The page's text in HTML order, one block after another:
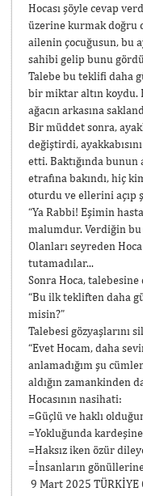
Hocası şöyle cevap
üzerine kurmak doğru
ailenin çocuğusun, bu
sahibi gelip bunu
Talebe bu teklifi daha
bir miktar altın koydu.
ağacın arkasına
Bir müddet sonra,
değiştirdi,
etti. Baktığında
etrafına bakındı, hiç
oturdu ve ellerini açıp
“Ya Rabbi! Eşimin
malumdur. Verdiğin bu
Olanları seyreden
tutamadılar...
Sonra Hoca,
“Bu ilk tekliften daha
misin?”
Talebesi gözyaşlarını
“Evet Hocam, daha
anlamadığım şu
aldığın zamankinden
Hocasının nasihati:
=Güçlü ve haklı
=Yokluğunda
=Haksız iken özür
=İnsanların
9 Mart 2025 TÜRKİYE